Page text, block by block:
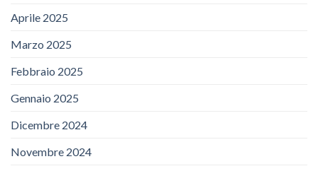
Aprile 2025
Marzo 2025
Febbraio 2025
Gennaio 2025
Dicembre 2024
Novembre 2024